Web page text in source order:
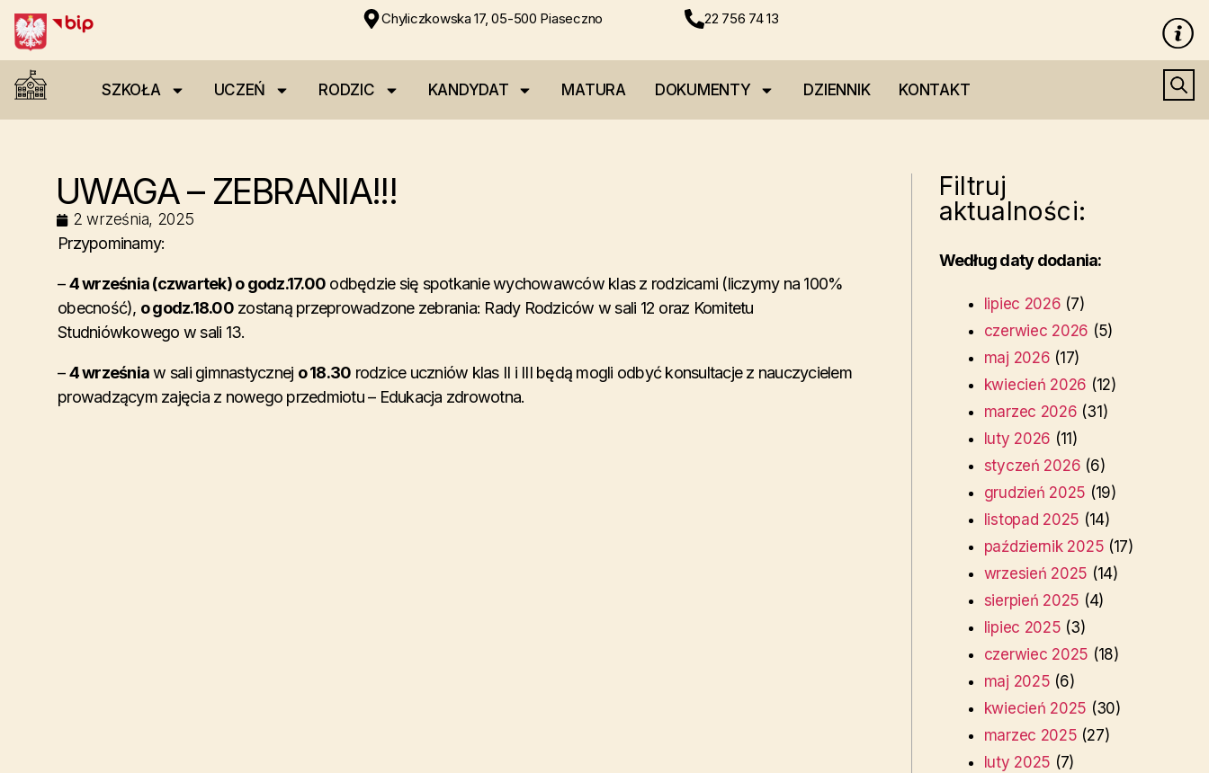
Chyliczkowska 17, 05-500 Piaseczno 22 756 74 13
SZKOŁA UCZEŃ RODZIC KANDYDAT MATURA DOKUMENTY DZIENNIK KONTAKT
UWAGA – ZEBRANIA!!!
2 września, 2025
Przypominamy:
–4 września (czwartek) o godz.17.00 odbędzie się spotkanie wychowawców klas z rodzicami (liczymy na 100%
obecność), o godz.18.00zostaną przeprowadzone zebrania: Rady Rodziców w sali 12 oraz Komitetu
Studniówkowego w sali 13.
–4 wrześniaw sali gimnastycznej o 18.30 rodzice uczniów klas II i III będą mogli odbyć konsultacje z nauczycielem
prowadzącym zajęcia z nowego przedmiotu – Edukacja zdrowotna.
Filtruj
aktualności:
Według daty dodania:
lipiec 2026 (7)
czerwiec 2026 (5)
maj 2026 (17)
kwiecień 2026 (12)
marzec 2026 (31)
luty 2026 (11)
styczeń 2026 (6)
grudzień 2025 (19)
listopad 2025 (14)
październik 2025 (17)
wrzesień 2025 (14)
sierpień 2025 (4)
lipiec 2025 (3)
czerwiec 2025 (18)
maj 2025 (6)
kwiecień 2025 (30)
marzec 2025 (27)
luty 2025 (7)